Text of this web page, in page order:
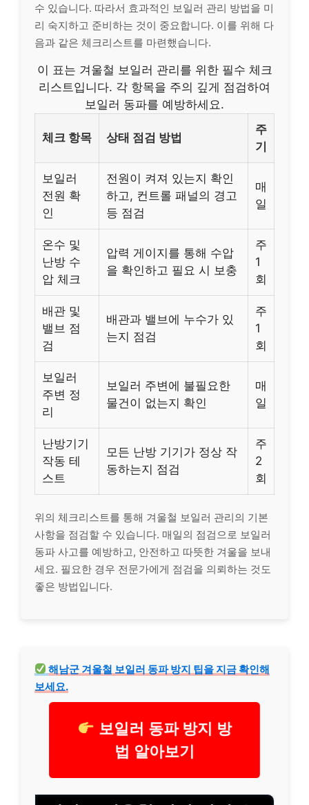
수 있습니다. 따라서 효과적인 보일러 관리 방법을 미
리 숙지하고 준비하는 것이 중요합니다. 이를 위해 다
음과 같은 체크리스트를 마련했습니다.
이 표는 겨울철 보일러 관리를 위한 필수 체크
리스트입니다. 각 항목을 주의 깊게 점검하여
보일러 동파를 예방하세요.
체크 항목 상태 점검 방법
주
기
보일러
전원 확
인
전원이 켜져 있는지 확인
하고, 컨트롤 패널의 경고
등 점검
매
일
온수 및
난방 수
압 체크
압력 게이지를 통해 수압
을 확인하고 필요 시 보충
주
1
회
배관 및
밸브 점
검
배관과 밸브에 누수가 있
는지 점검
주
1
회
보일러
주변 정
리
보일러 주변에 불필요한
물건이 없는지 확인
매
일
난방기기
작동 테
스트
모든 난방 기기가 정상 작
동하는지 점검
주
2
회
위의 체크리스트를 통해 겨울철 보일러 관리의 기본
사항을 점검할 수 있습니다. 매일의 점검으로 보일러
동파 사고를 예방하고, 안전하고 따뜻한 겨울을 보내
세요. 필요한 경우 전문가에게 점검을 의뢰하는 것도
좋은 방법입니다.
해남군 겨울철 보일러 동파 방지 팁을 지금 확인해
보세요.
보일러 동파 방지 방
법 알아보기